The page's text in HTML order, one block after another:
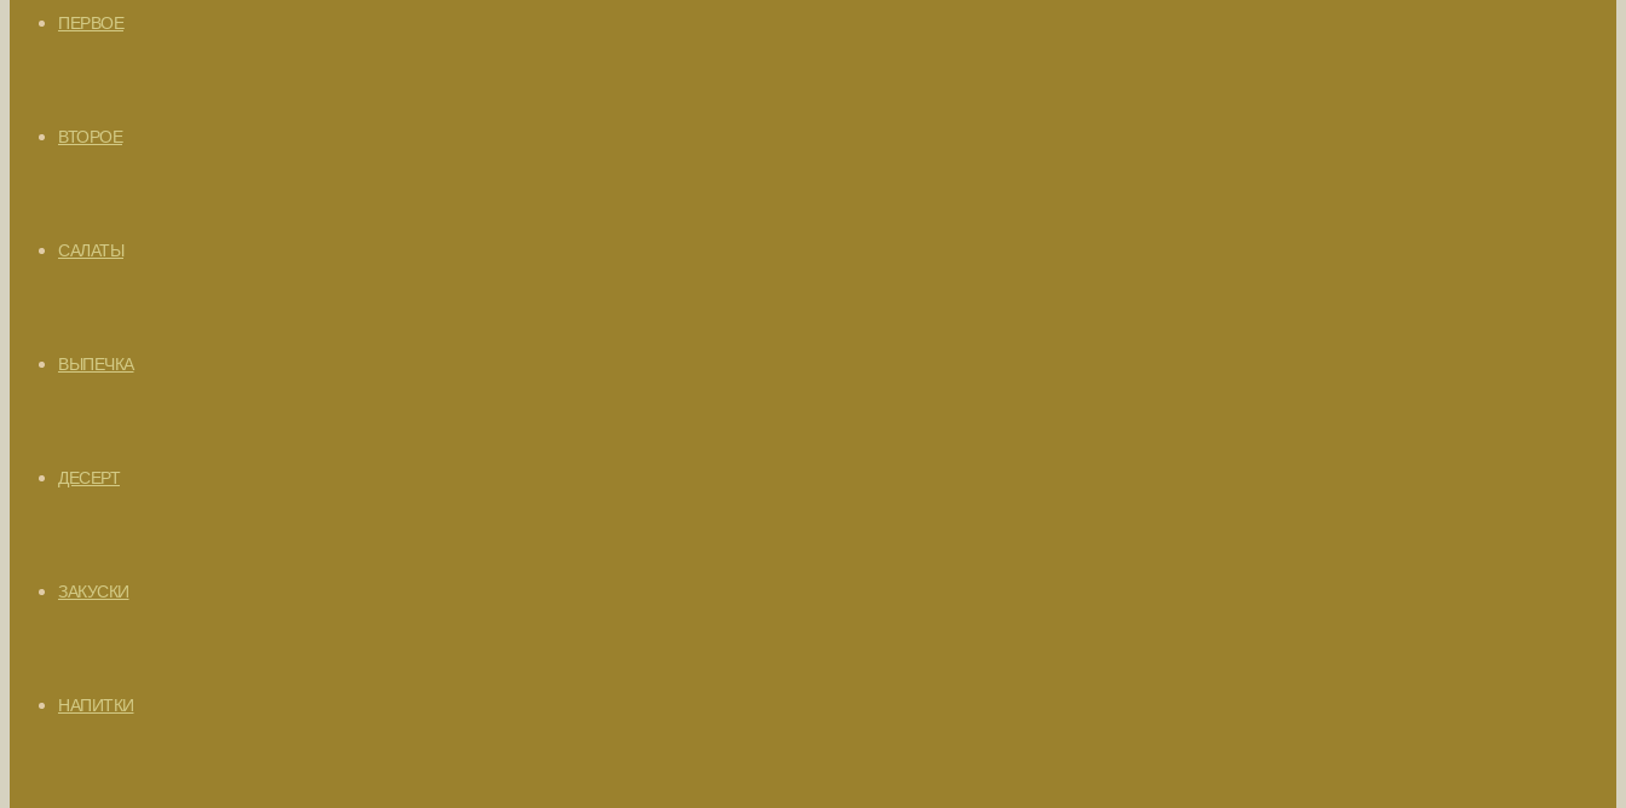
ПЕРВОЕ
ВТОРОЕ
САЛАТЫ
ВЫПЕЧКА
ДЕСЕРТ
ЗАКУСКИ
НАПИТКИ